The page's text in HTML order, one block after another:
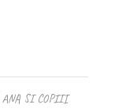
ANA SI COPIII